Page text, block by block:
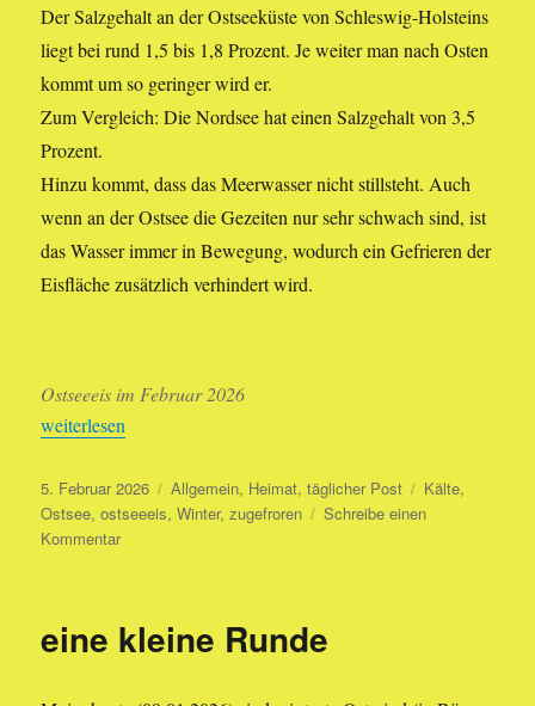
Der Salzgehalt an der Ostseeküste von Schleswig-Holsteins
liegt bei rund 1,5 bis 1,8 Prozent. Je weiter man nach Osten
kommt um so geringer wird er.
Zum Vergleich: Die Nordsee hat einen Salzgehalt von 3,5
Prozent.
Hinzu kommt, dass das Meerwasser nicht stillsteht. Auch
wenn an der Ostsee die Gezeiten nur sehr schwach sind, ist
das Wasser immer in Bewegung, wodurch ein Gefrieren der
Eisfläche zusätzlich verhindert wird.
Ostseeeis im Februar 2026
„Ostseeeis“
weiterlesen
Veröffentlicht
am
5. Februar 2026 Kategorien
Allgemein, Heimat,täglicher Post Schlagwörter
Kälte,
Ostsee,ostseeeis,Winter,zugefroren
Schreibe einen
Kommentarzu
eine kleine Runde